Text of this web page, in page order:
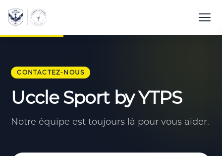
CONTACTEZ-NOUS
Uccle Sport by YTPS
Notre équipe est toujours là pour vous aider.